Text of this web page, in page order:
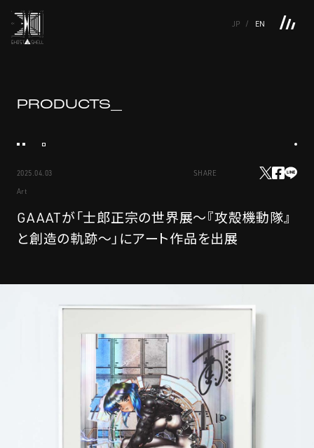
JP EN
FEATURE
M.M.A.
TOP
NEWS
PRODUCTS
SERIES
MOVIE GALLERY
PRIVACY POLICY
PRODUCTS_
2025.04.03
Art
SHARE
GAAATが「士郎正宗の世界展〜『攻殻機動隊』
と創造の軌跡〜」にアート作品を出展